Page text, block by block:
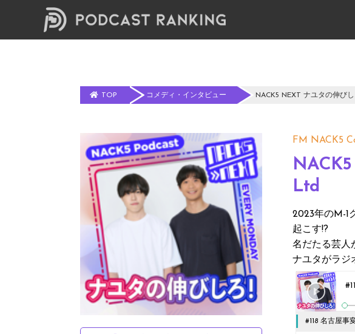
TOP コメディ・インタビュー NACK5 NEXT ナユタの伸び
FM NACK5
Ltd
2023年のM-1
起こす!?
名だたる芸人
ナユタがラジ
#118 名古屋事